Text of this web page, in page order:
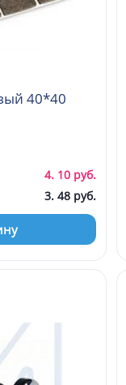
40*40
4. 10 руб.
3. 48 руб.